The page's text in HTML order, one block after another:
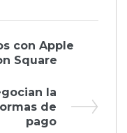
con Apple
Square
la
de
pago